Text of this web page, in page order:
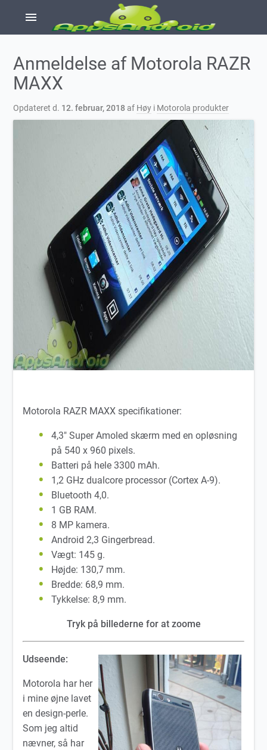
menu
Anmeldelse af Motorola RAZR
MAXX
Opdateret d. 12. februar, 2018 af Høy i Motorola produkter
Motorola RAZR MAXX specifikationer:
4,3″ Super Amoled skærm med en opløsning
på 540 x 960 pixels.
Batteri på hele 3300 mAh.
1,2 GHz dualcore processor (Cortex A-9).
Bluetooth 4,0.
1 GB RAM.
8 MP kamera.
Android 2,3 Gingerbread.
Vægt: 145 g.
Højde: 130,7 mm.
Bredde: 68,9 mm.
Tykkelse: 8,9 mm.
Tryk på billederne for at zoome
Udseende:
Motorola har her
i mine øjne lavet
en design-perle.
Som jeg altid
nævner, så har